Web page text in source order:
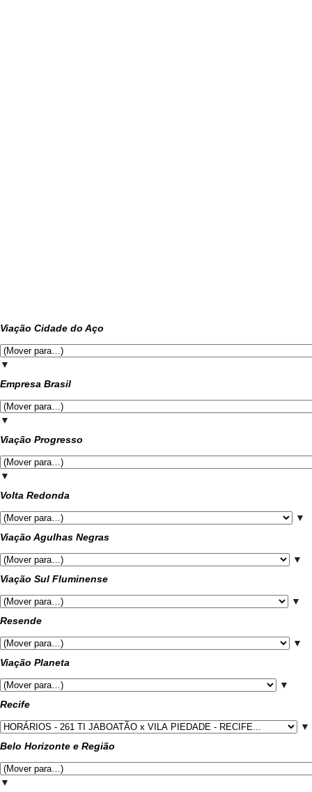
Viação Cidade do Aço
▼
Empresa Brasil
▼
Viação Progresso
▼
Volta Redonda
▼
Viação Agulhas Negras
▼
Viação Sul Fluminense
▼
Resende
▼
Viação Planeta
▼
Recife
▼
Belo Horizonte e Região
▼